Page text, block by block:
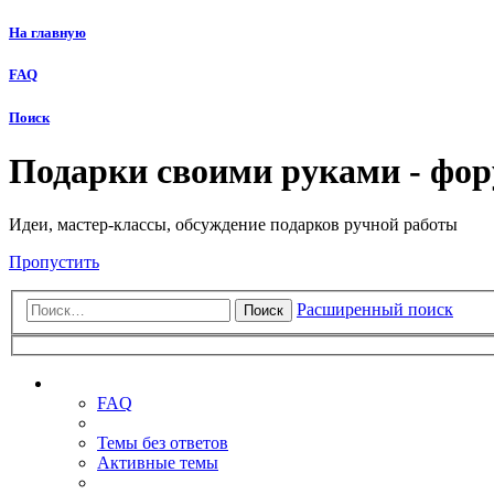
На главную
FAQ
Поиск
Подарки своими руками -
Идеи, мастер-классы, обсуждение подарков ручной работы
Пропустить
Поиск Расширенный поиск
FAQ
Темы без ответов
Активные темы